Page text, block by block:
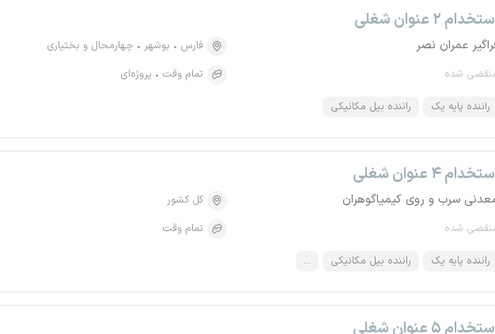
۲ عنوان شغلی
عمران نصر
شده
فارس بوشهر
چهارمحال و بختیاری
تمام وقت
پروژه‌ای
راننده پایه یک راننده بیل مکانیکی
۴ عنوان شغلی
سرب و روی کیمیاگوهران
شده
کل کشور
تمام وقت
راننده پایه یک راننده بیل مکانیکی ...
۵ عنوان شغلی